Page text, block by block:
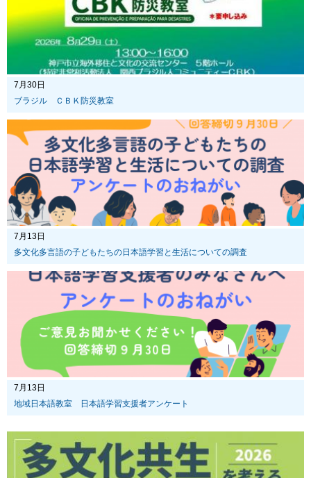
7月30日
ブラジル ＣＢＫ防災教室
7月13日
多文化多言語の子どもたちの日本語学習と生活についての調査
7月13日
地域日本語教室 日本語学習支援者アンケート